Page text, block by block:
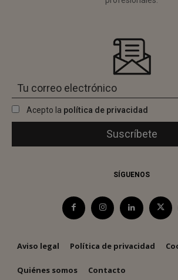
Acepto la política de privacidad
SÍGUENOS
Aviso legal Política de privacidad
Quiénes somos Contacto